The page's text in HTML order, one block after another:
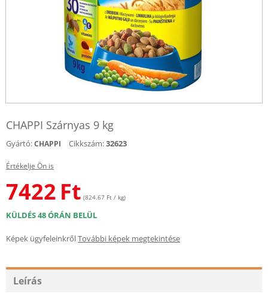
CHAPPI Szárnyas 9 kg
Gyártó:CHAPPI Cikkszám:32623
Értékelje Ön is
7422 Ft (824.67 Ft / kg)
KÜLDÉS 48 ÓRÁN BELÜL
Képek ügyfeleinkrőlTovábbi képek megtekintése
Leírás